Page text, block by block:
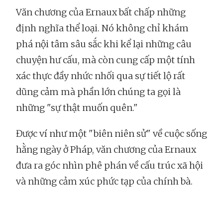
Văn chương của Ernaux bất chấp những
định nghĩa thể loại. Nó không chỉ khám
phá nội tâm sâu sắc khi kể lại những câu
chuyện hư cấu, mà còn cung cấp một tính
xác thực đầy nhức nhối qua sự tiết lộ rất
dũng cảm mà phần lớn chúng ta gọi là
những "sự thật muốn quên."
Được ví như một "biên niên sử" về cuộc sống
hằng ngày ở Pháp, văn chương của Ernaux
đưa ra góc nhìn phê phán về cấu trúc xã hội
và những cảm xúc phức tạp của chính bà.